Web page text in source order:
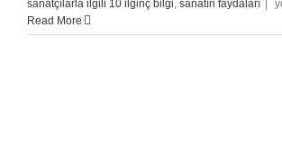
sanatçılarla ilgili 10 ilginç bilgi, sanatın faydaları |
Read More